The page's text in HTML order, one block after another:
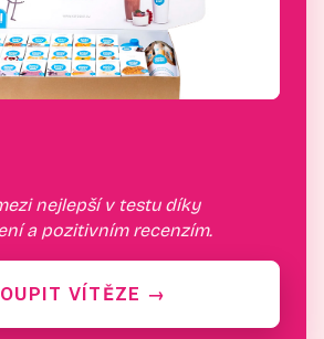
nejlepší v testu díky
a pozitivním recenzím.
VÍTĚZE →